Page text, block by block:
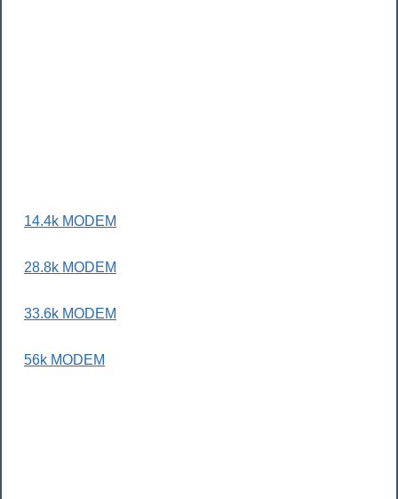
14.4k MODEM
28.8k MODEM
33.6k MODEM
56k MODEM